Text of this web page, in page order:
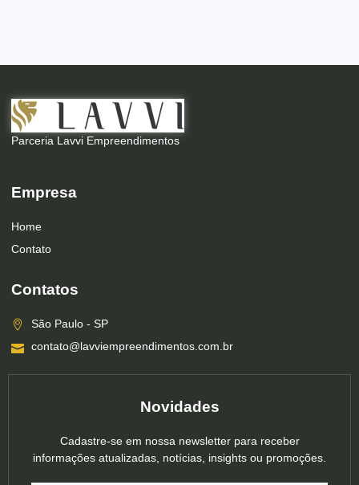
Parceria Lavvi Empreendimentos
Empresa
Home
Contato
Contatos
São Paulo - SP
contato@lavviempreendimentos.com.br
Novidades
Cadastre-se em nossa newsletter para receber
informações atualizadas, notícias, insights ou promoções.